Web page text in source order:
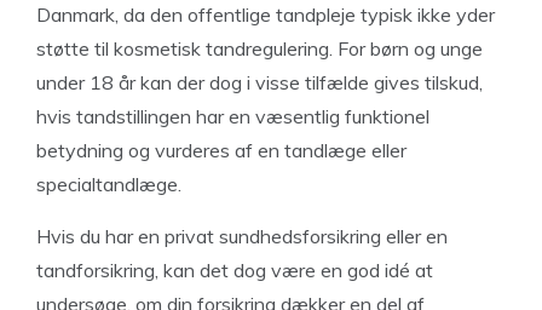
Danmark, da den offentlige tandpleje typisk ikke yder
støtte til kosmetisk tandregulering. For børn og unge
under 18 år kan der dog i visse tilfælde gives tilskud,
hvis tandstillingen har en væsentlig funktionel
betydning og vurderes af en tandlæge eller
specialtandlæge.
Hvis du har en privat sundhedsforsikring eller en
tandforsikring, kan det dog være en god idé at
undersøge, om din forsikring dækker en del af